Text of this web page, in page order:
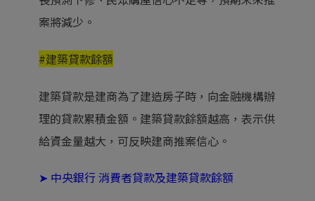
案將減少。
#建築貸款餘額
建築貸款是建商為了建造房子時，向金融機構辦
理的貸款累積金額。建築貸款餘額越高，表示供
給資金量越大，可反映建商推案信心。
➤ 中央銀行 消費者貸款及建築貸款餘額